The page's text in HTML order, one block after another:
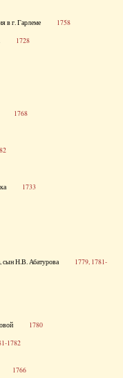
в г. Гарлеме 1758
1728
1768
1733
сын Н.В. Абатурова 1779, 1781-
1780
1782
1766